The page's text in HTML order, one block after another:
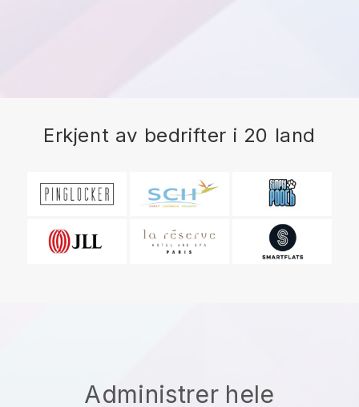
Erkjent av bedrifter i 20 land
Administrer hele